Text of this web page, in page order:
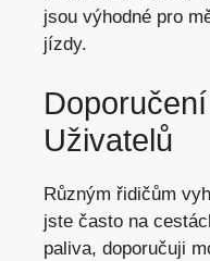
jsou výhodné pro
jízdy.
Uživatelů
Různým řidičům
jste často na
paliva, doporučuji